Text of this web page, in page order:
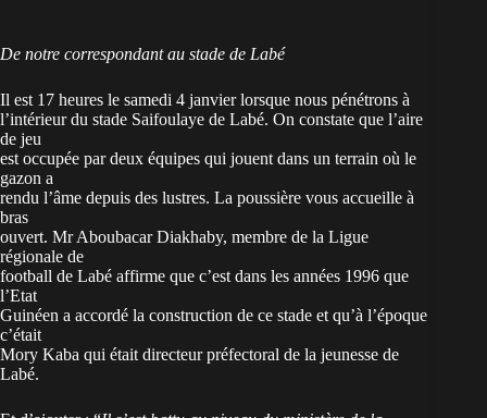
De notre correspondant au stade de Labé
Il est 17 heures le samedi 4 janvier lorsque nous pénétrons à
l’intérieur du stade Saifoulaye de Labé. On constate que l’aire
de jeu
est occupée par deux équipes qui jouent dans un terrain où le
gazon a
rendu l’âme depuis des lustres. La poussière vous accueille à
bras
ouvert. Mr Aboubacar Diakhaby, membre de la Ligue
régionale de
football de Labé affirme que c’est dans les années 1996 que
l’Etat
Guinéen a accordé la construction de ce stade et qu’à l’époque
c’était
Mory Kaba qui était directeur préfectoral de la jeunesse de
Labé.